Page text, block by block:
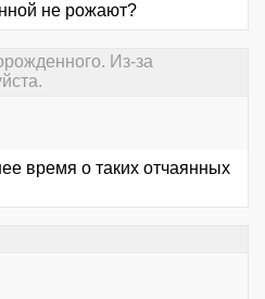
не рожают?
Из-за
время о таких отчаянных